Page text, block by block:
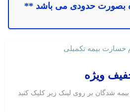
بصورت حدودی می باشد **
ویژه
شدگان بر روی لینک زیر کلیک کنید